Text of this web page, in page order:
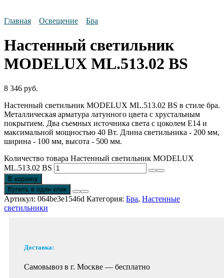
Главная Освещение Бра
Настенный светильник
MODELUX ML.513.02 BS
8 346 руб.
Настенный светильник MODELUX ML.513.02 BS в стиле бра.
Металлическая арматура латунного цвета с хрустальным
покрытием. Два съемных источника света с цоколем Е14 и
максимальной мощностью 40 Вт. Длина светильника - 200 мм,
ширина - 100 мм, высота - 500 мм.
Количество товара Настенный светильник MODELUX
ML.513.02 BS
В корзину
Купить в один клик
Артикул: 064be3e1546d Категория: Бра, Настенные
светильники
Доставка:
Самовывоз в г. Москве — бесплатно